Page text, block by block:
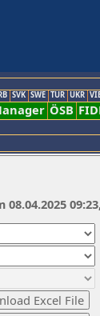
SVK SWE TUR UKR
ÖSB
08.04.2025